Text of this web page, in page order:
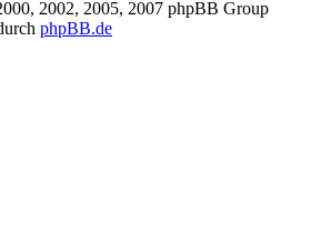
2002, 2005, 2007 phpBB Group
phpBB.de